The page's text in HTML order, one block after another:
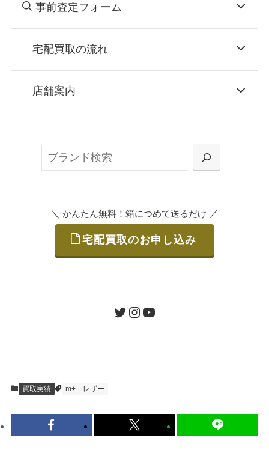
事前査定フォーム
宅配買取の流れ
お申込み
または梱包材不要の「集荷申込」からお選び
ご発送
査定結果のご承認 / 入金
到着即日に査定いたします。買取金額にご納
得いただければ、最短即日の入金が可能で
店舗案内
＼ かんたん無料！箱につめて送るだけ ／
宅配買取のお申し込み
ツイッターインスタグラムユーチューブ
買取実績 m+ レザー